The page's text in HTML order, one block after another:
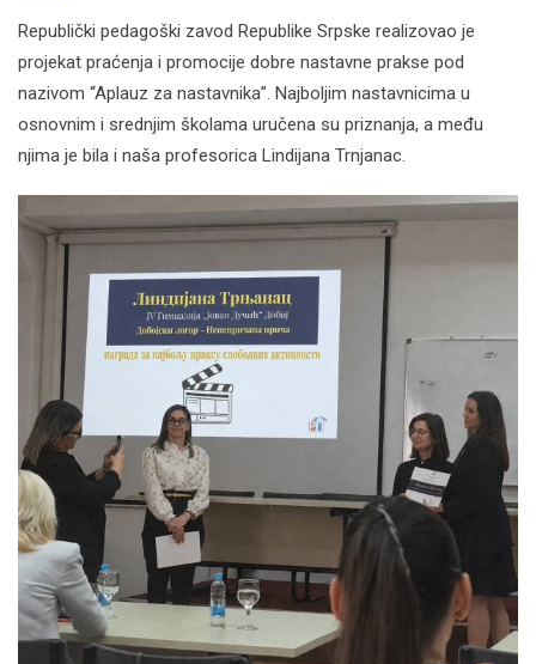
Republički pedagoški zavod Republike Srpske realizovao je
projekat praćenja i promocije dobre nastavne prakse pod
nazivom “Aplauz za nastavnika”. Najboljim nastavnicima u
osnovnim i srednjim školama uručena su priznanja, a među
njima je bila i naša profesorica Lindijana Trnjanac.